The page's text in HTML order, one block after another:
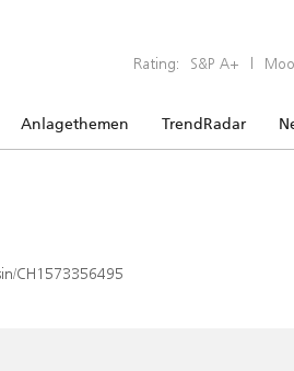
Rating: S&P A+ |
Anlagethemen TrendRadar
CH1573356495